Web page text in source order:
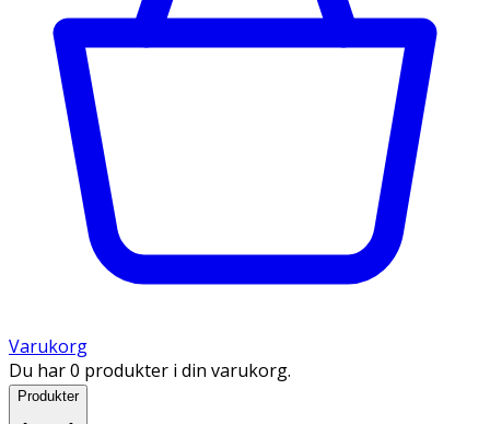
Varukorg
Du har 0 produkter i din varukorg.
Produkter